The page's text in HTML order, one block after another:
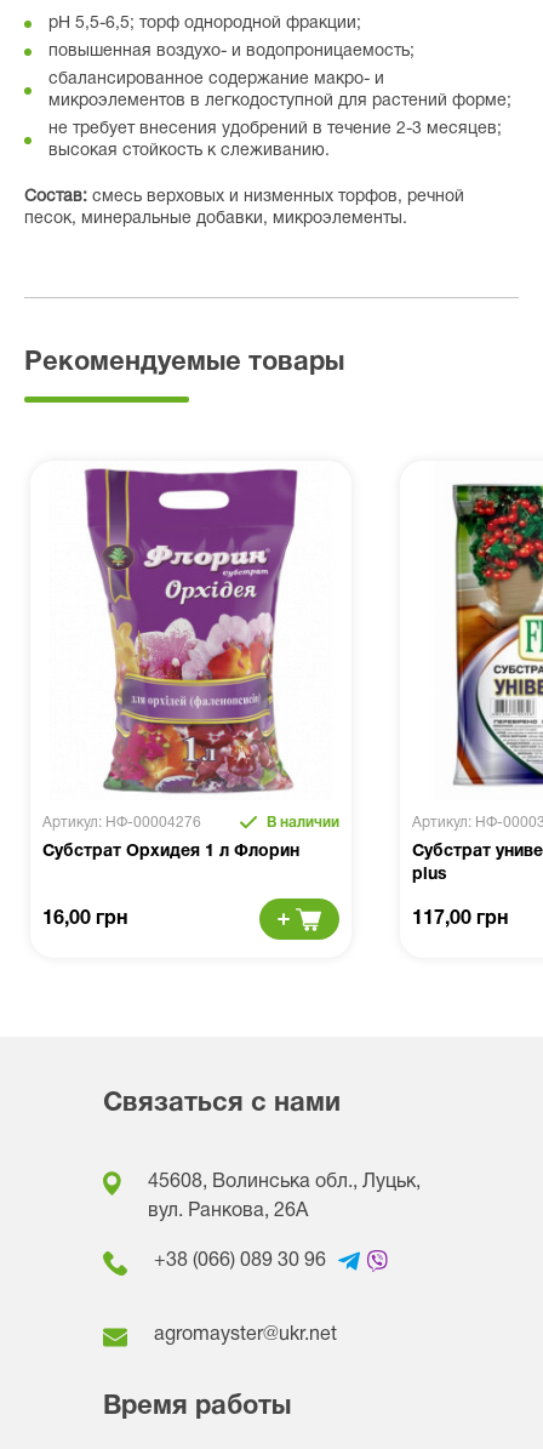
рН 5,5-6,5; торф однородной фракции;
повышенная воздухо- и водопроницаемость;
сбалансированное содержание макро- и
микроэлементов в легкодоступной для растений форме;
не требует внесения удобрений в течение 2-3 месяцев;
высокая стойкость к слеживанию.
Состав: смесь верховых и низменных торфов, речной
песок, минеральные добавки, микроэлементы.
Рекомендуемые товары
Артикул: НФ-00004276 В наличии
Субстрат Орхидея 1 л Флорин
16,00 грн
Артикул: НФ-
Субстрат
plus
117,00 грн
Связаться с нами
45608, Волинська обл., Луцьк,
вул. Ранкова, 26A
+38 (066) 089 30 96
agromayster@ukr.net
Время работы